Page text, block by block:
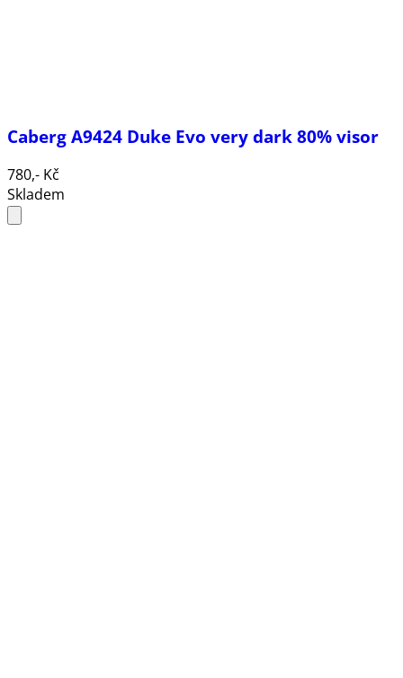
Caberg A9424 Duke Evo very dark 80% visor
780,- Kč
Skladem